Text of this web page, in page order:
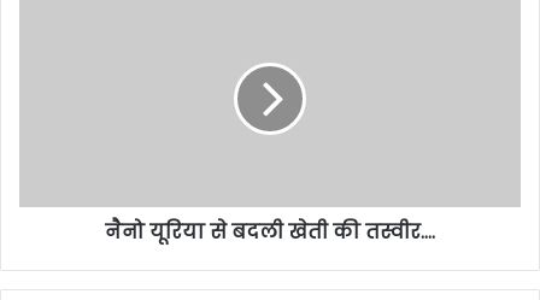
नैनो यूरिया से बदली खेती की तस्वीर….